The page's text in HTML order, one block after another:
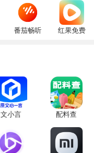
番茄畅听
红果免费
文小言
安卓版
配料查
3.0.1 官方
版